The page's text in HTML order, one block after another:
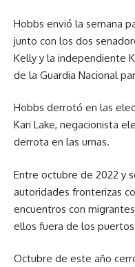
Hobbs envió la semana
junto con los dos
Kelly y la independiente
de la Guardia Nacional
Hobbs derrotó en las
Kari Lake, negacionista
derrota en las urnas.
Entre octubre de 2022 y
autoridades fronterizas
encuentros con
ellos fuera de los
Octubre de este año